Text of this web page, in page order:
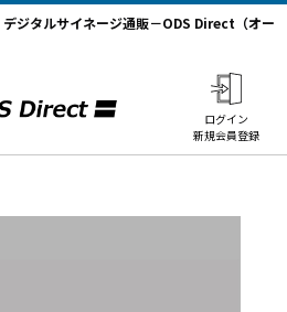
ジタルサイネージ通販－ODS Direct（オー
ログイン
新規会員登録